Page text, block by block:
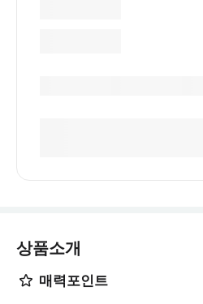
상품소개
매력포인트